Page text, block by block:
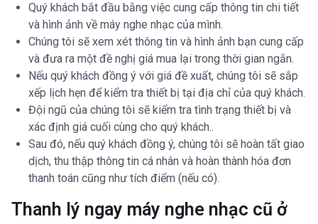
Quý khách bắt đầu bằng việc cung cấp thông tin chi tiết
và hình ảnh về máy nghe nhạc của mình.
Chúng tôi sẽ xem xét thông tin và hình ảnh bạn cung cấp
và đưa ra một đề nghị giá mua lại trong thời gian ngắn.
Nếu quý khách đồng ý với giá đề xuất, chúng tôi sẽ sắp
xếp lịch hẹn để kiểm tra thiết bị tại địa chỉ của quý khách.
Đội ngũ của chúng tôi sẽ kiểm tra tình trạng thiết bị và
xác định giá cuối cùng cho quý khách..
Sau đó, nếu quý khách đồng ý, chúng tôi sẽ hoàn tất giao
dịch, thu thập thông tin cá nhân và hoàn thành hóa đơn
thanh toán cũng như tích điểm (nếu có).
Thanh lý ngay máy nghe nhạc cũ ở